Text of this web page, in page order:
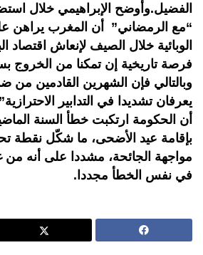
الفضيل.وأوضح الإبراهيمي خلال
“مع الرمضاني” أن المغرب يراهن
الوبائية خلال الصيف لإنعاش اقتصاد
فرصة تاريخية إن تمكنا من الخروج
وبالتالي فإن الشهرين القادمين من
يعرفان تشديدا في التدابير
أن الحكومة ارتكبت خطأ السنة
بإقامة عيد الأضحى، ما شكّل نقطة
مواجهة الجائحة، مشددا على أنه من
في نفس الخطأ مجددا.